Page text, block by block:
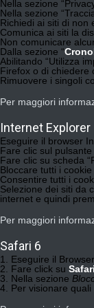
Nella sezione
Nella sezione
Richiedi ai siti di non
Comunica ai siti la
Non comunicare
Dalla sezione “
Abilitando “Utilizza
Firefox o di chiedere
Rimuovere i singoli
Per maggiori
Internet Explorer
Eseguire il browser
Fare clic sul
Fare clic su scheda
Bloccare tutti i cookie
Consentire tutti i
Selezione dei siti da
internet e quindi
Per maggiori
Safari 6
Eseguire il
Fare click su Safari
Nella sezione
Per visionare